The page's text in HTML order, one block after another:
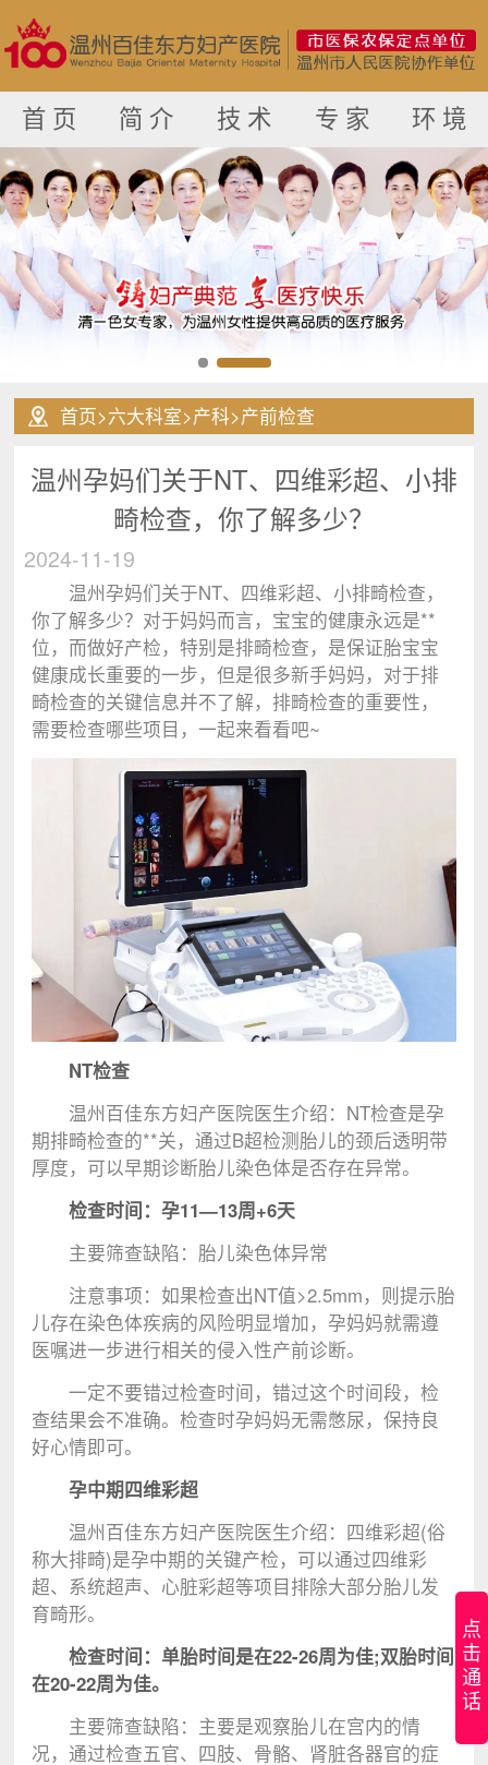
首 页 简 介 技 术 专 家 环 境
首页>六大科室>产科>产前检查
温州孕妈们关于NT、四维彩超、小排
畸检查，你了解多少？
2024-11-19
温州孕妈们关于NT、四维彩超、小排畸检查，
你了解多少？对于妈妈而言，宝宝的健康永远是**
位，而做好产检，特别是排畸检查，是保证胎宝宝
健康成长重要的一步，但是很多新手妈妈，对于排
畸检查的关键信息并不了解，排畸检查的重要性，
需要检查哪些项目，一起来看看吧~
NT检查
温州百佳东方妇产医院医生介绍：NT检查是孕
期排畸检查的**关，通过B超检测胎儿的颈后透明带
厚度，可以早期诊断胎儿染色体是否存在异常。
检查时间：孕11—13周+6天
主要筛查缺陷：胎儿染色体异常
注意事项：如果检查出NT值>2.5mm，则提示胎
儿存在染色体疾病的风险明显增加，孕妈妈就需遵
医嘱进一步进行相关的侵入性产前诊断。
一定不要错过检查时间，错过这个时间段，检
查结果会不准确。检查时孕妈妈无需憋尿，保持良
好心情即可。
孕中期四维彩超
温州百佳东方妇产医院医生介绍：四维彩超(俗
称大排畸)是孕中期的关键产检，可以通过四维彩
超、系统超声、心脏彩超等项目排除大部分胎儿发
育畸形。
检查时间：单胎时间是在22-26周为佳;双胎时间
在20-22周为佳。
主要筛查缺陷：主要是观察胎儿在宫内的情
况，通过检查五官、四肢、骨骼、肾脏各器官的症
点
击
通
话